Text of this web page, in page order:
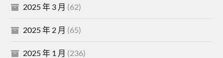
2025 年 3 月 (62)
2025 年 2 月 (65)
2025 年 1 月 (236)